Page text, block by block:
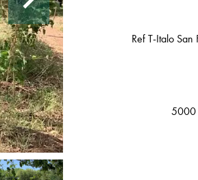
Ref T-Italo San
5000